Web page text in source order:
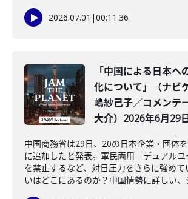
2026.07.01 |00:11:36
「中国による日本へ
化について」（ナビ
嶋紗己子／コメンテ
大介）2026年6月29
中国商務省は29日、20の日本企業・団体
に追加したと発表。軍民両用＝デュアル
を禁止するなど、対日圧力をさらに強めて
いはどこにあるのか？中国情勢に詳しい、